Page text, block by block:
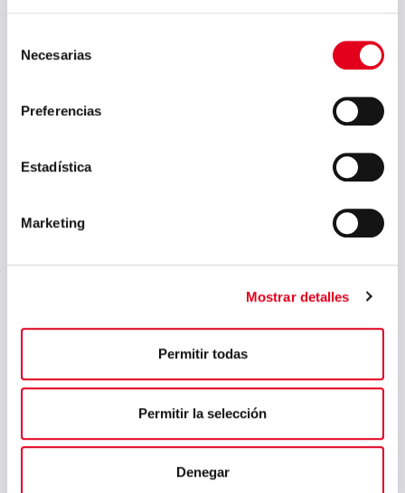
Necesarias
Preferencias
Estadística
Marketing
Mostrar detalles
Permitir todas
Permitir la selección
Denegar
junio 2022
abril 2022
marzo 2022
febrero 2022
enero 2022